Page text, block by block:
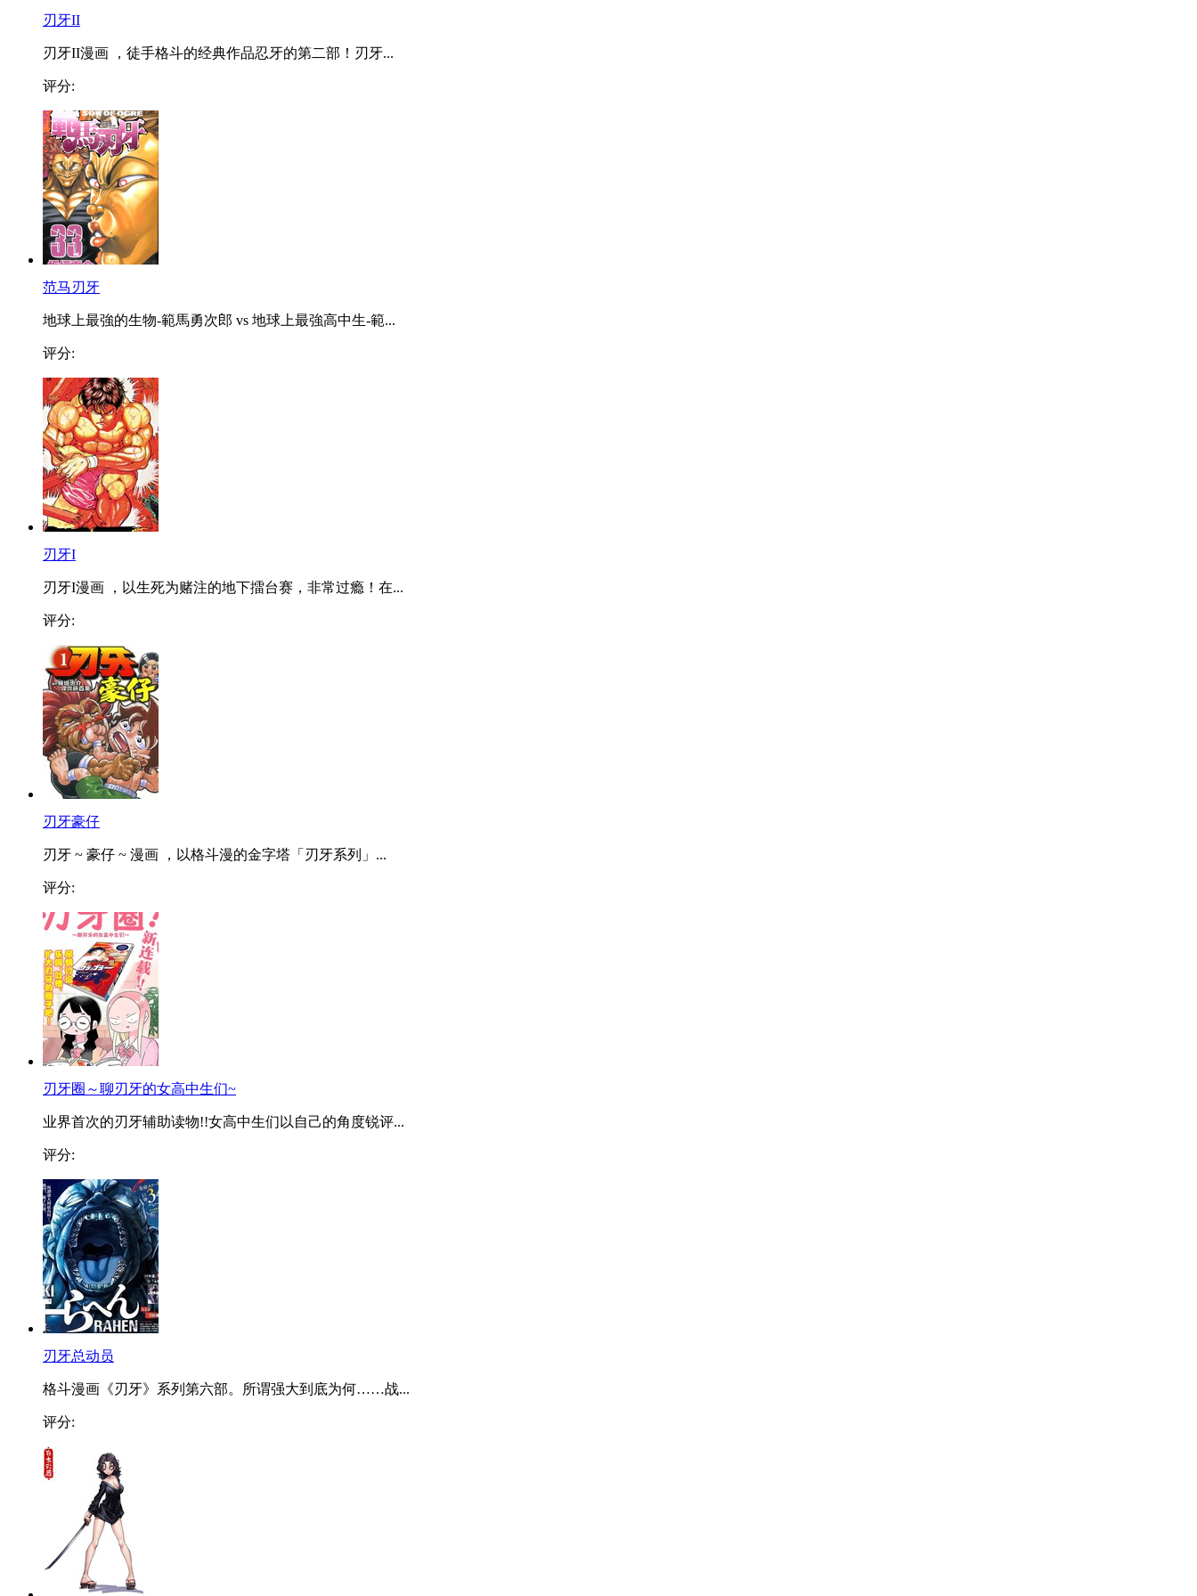
刃牙II
刃牙II漫画 ，徒手格斗的经典作品忍牙的第二部！刃牙...
评分:
范马刃牙
地球上最強的生物-範馬勇次郎 vs 地球上最強高中生-範...
评分:
刃牙I
刃牙I漫画 ，以生死为赌注的地下擂台赛，非常过瘾！在...
评分:
刃牙豪仔
刃牙 ~ 豪仔 ~ 漫画 ，以格斗漫的金字塔「刃牙系列」...
评分:
刃牙圈～聊刃牙的女高中生们~
业界首次的刃牙辅助读物!!女高中生们以自己的角度锐评...
评分:
刃牙总动员
格斗漫画《刃牙》系列第六部。所谓强大到底为何……战...
评分: